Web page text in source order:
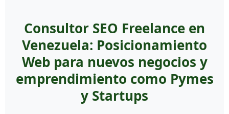
Consultor SEO Freelance en
Venezuela: Posicionamiento
Web para nuevos negocios y
emprendimiento como Pymes
y Startups